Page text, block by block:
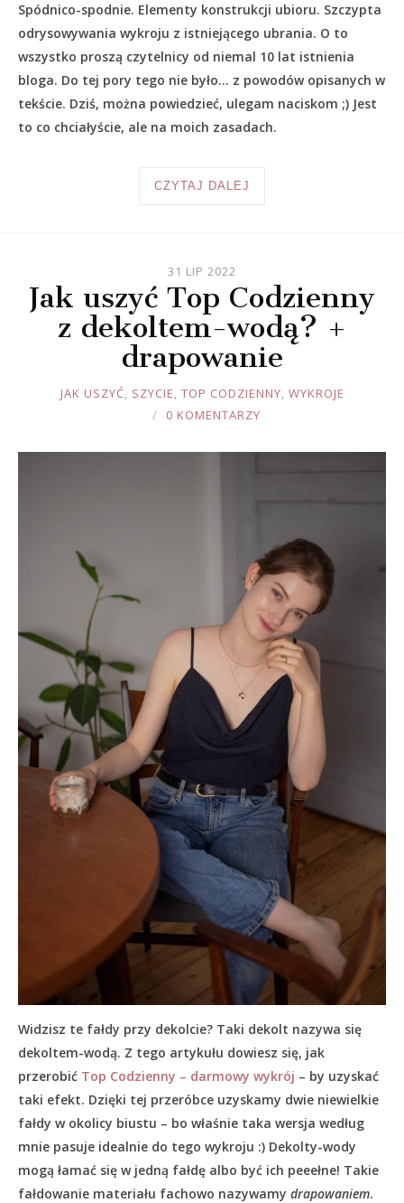
Spódnico-spodnie. Elementy konstrukcji ubioru. Szczypta
odrysowywania wykroju z istniejącego ubrania. O to
wszystko proszą czytelnicy od niemal 10 lat istnienia
bloga. Do tej pory tego nie było… z powodów opisanych w
tekście. Dziś, można powiedzieć, ulegam naciskom ;) Jest
to co chciałyście, ale na moich zasadach.
CZYTAJ DALEJ
31 LIP 2022
Jak uszyć Top Codzienny
z dekoltem-wodą? +
drapowanie
JOULE
JAK USZYĆ, SZYCIE, TOP CODZIENNY, WYKROJE
0 KOMENTARZY
Widzisz te fałdy przy dekolcie? Taki dekolt nazywa się
dekoltem-wodą. Z tego artykułu dowiesz się, jak
przerobić Top Codzienny – darmowy wykrój – by uzyskać
taki efekt. Dzięki tej przeróbce uzyskamy dwie niewielkie
fałdy w okolicy biustu – bo właśnie taka wersja według
mnie pasuje idealnie do tego wykroju :) Dekolty-wody
mogą łamać się w jedną fałdę albo być ich peeełne! Takie
fałdowanie materiału fachowo nazywamy drapowaniem.